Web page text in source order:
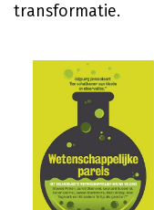
transformatie.